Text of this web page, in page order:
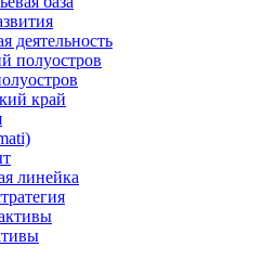
деятельность
полуостров
край
линейка